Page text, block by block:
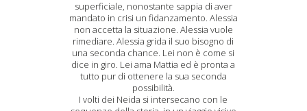
superficiale, nonostante sappia di aver
mandato in crisi un fidanzamento. Alessia
non accetta la situazione. Alessia vuole
rimediare. Alessia grida il suo bisogno di
una seconda chance. Lei non è come si
dice in giro. Lei ama Mattia ed è pronta a
tutto pur di ottenere la sua seconda
possibilità.
I volti dei Neida si intersecano con le